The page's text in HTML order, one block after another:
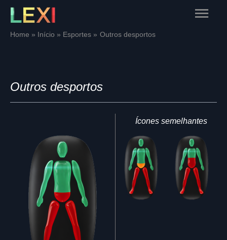
Skip
content
Main
Home Início Esportes Outros desportos
Outros desportos
Ícones semelhantes